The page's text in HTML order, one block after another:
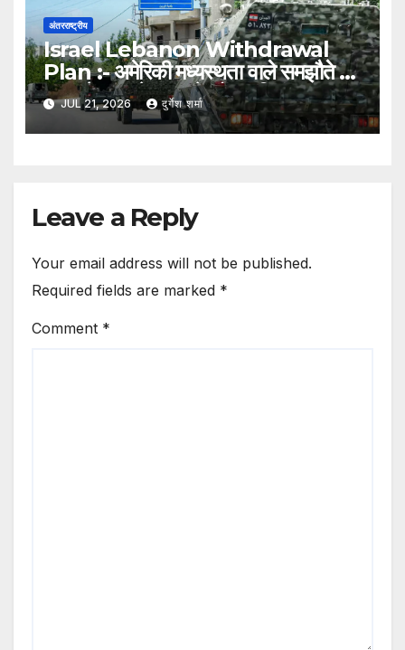
अंतरराष्ट्रीय
Israel Lebanon Withdrawal
Plan :- अमेरिकी मध्यस्थता वाले समझौते के
तहत लेबनान के कुछ क्षेत्रों का नियंत्रण
स्थानीय सरकार को सौंपेगा इज़रायल
JUL 21, 2026 दुर्गेश शर्मा
Leave a Reply
Your email address will not be published.
Required fields are marked *
Comment *